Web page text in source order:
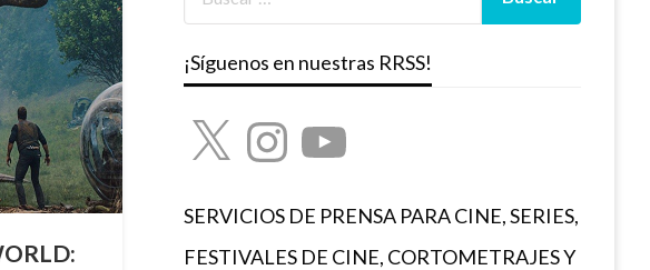
¡Síguenos en nuestras RRSS!
X InstagramYouTube
SERVICIOS DE PRENSA PARA CINE, SERIES,
FESTIVALES DE CINE, CORTOMETRAJES Y